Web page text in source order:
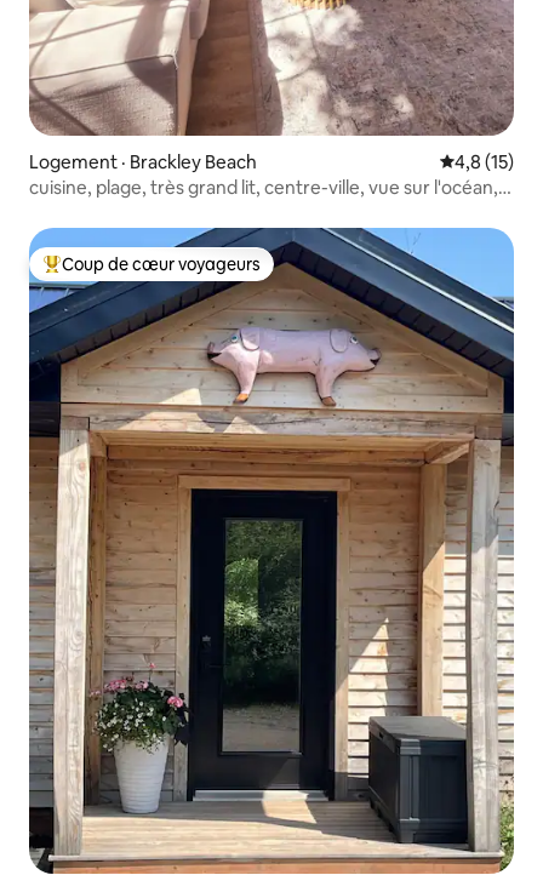
Logement · Brackley Beach Note
4,8 (15)
cuisine, plage, très grand lit, centre-ville, vue sur l'océan,
Coup de cœur voyageurs parmi les plus aimés
Coup de cœur voyageurs